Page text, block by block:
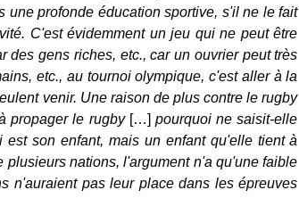
une profonde éducation sportive, s'il ne le fait
C'est évidemment un jeu qui ne peut être
gens riches, etc., car un ouvrier peut très
etc., au tournoi olympique, c'est aller à la
venir. Une raison de plus contre le rugby
propager le rugby […] pourquoi ne saisit-elle
son enfant, mais un enfant qu'elle tient à
nations, l'argument n'a qu'une faible
n'auraient pas leur place dans les épreuves